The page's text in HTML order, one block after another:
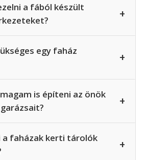
a fából készült
+
egy faház
+
is építeni az önök
+
a faházak kerti tárolók
+